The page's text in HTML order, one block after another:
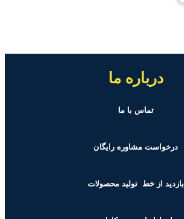
درباره ما
تماس با ما
درخواست مشاوره رایگان
بازدید از خط تولیدمحصولات